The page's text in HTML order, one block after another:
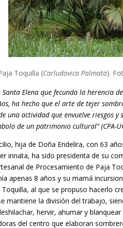
Toquilla (Carludovica Palmata).
Santa Elena que fecunda la
ha hecho que el arte de tejer
una actividad que envuelve riesgos
de un patrimonio cultural” (CPA-
hija de Doña Endelira, con 63
innata, ha sido presidenta de su
de Procesamiento de Paja
apenas 8 años y su mamá
al que se propuso hacerlo
mantiene la división del trabajo,
hervir, ahumar y
del centro que elaboran